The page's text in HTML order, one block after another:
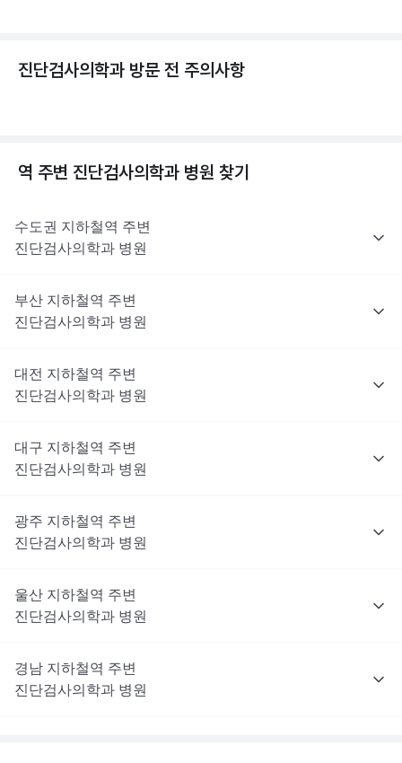
진단검사의학과 방문 전 주의사항
역 주변 진단검사의학과 병원 찾기
수도권 지하철역 주변
진단검사의학과 병원
부산 지하철역 주변
진단검사의학과 병원
대전 지하철역 주변
진단검사의학과 병원
대구 지하철역 주변
진단검사의학과 병원
광주 지하철역 주변
진단검사의학과 병원
울산 지하철역 주변
진단검사의학과 병원
경남 지하철역 주변
진단검사의학과 병원